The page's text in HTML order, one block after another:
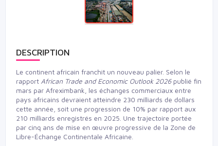
DESCRIPTION
Le continent africain franchit un nouveau palier. Selon le
rapport African Trade and Economic Outlook 2026publié fin
mars par Afreximbank, les échanges commerciaux entre
pays africains devraient atteindre 230 milliards de dollars
cette année, soit une progression de 10% par rapport aux
210 milliards enregistrés en 2025. Une trajectoire portée
par cinq ans de mise en œuvre progressive de la Zone de
Libre-Échange Continentale Africaine.